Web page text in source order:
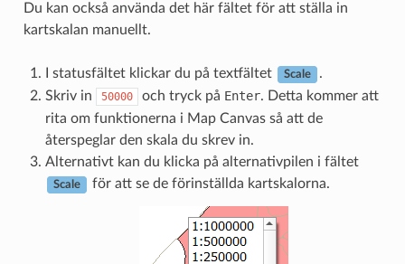
Du kan också använda det här fältet för att ställa in
kartskalan manuellt.
I statusfältet klickar du på textfältet Scale
.
Skriv in
50000 och tryck på Enter. Detta kommer att
rita om funktionerna i Map Canvas så att de
återspeglar den skala du skrev in.
Alternativt kan du klicka på alternativpilen i fältet
Scale för att se de förinställda kartskalorna.